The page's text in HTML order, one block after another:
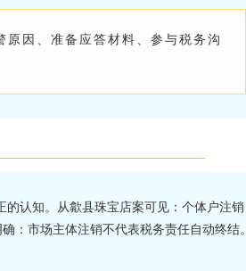
因、准备应答材料、参与税务沟
的认知。从歙县珠宝店案可见：个体户注销
：市场主体注销不代表税务责任自动终结